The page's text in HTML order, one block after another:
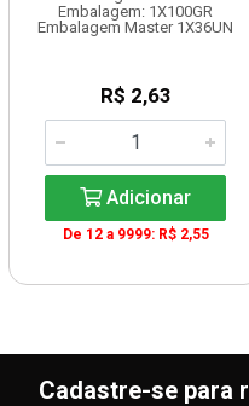
Embalagem: 1X100GR
Embalagem Master 1X36UN
R$ 2,63
Adicionar
De 12 a 9999: R$ 2,55
Cadastre-se para